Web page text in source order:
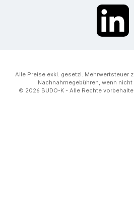
LinkedIn
Alle Preise exkl. gesetzl. Mehrwertsteuer
Nachnahmegebühren, wenn
© 2026 BUDO-K - Alle Rechte